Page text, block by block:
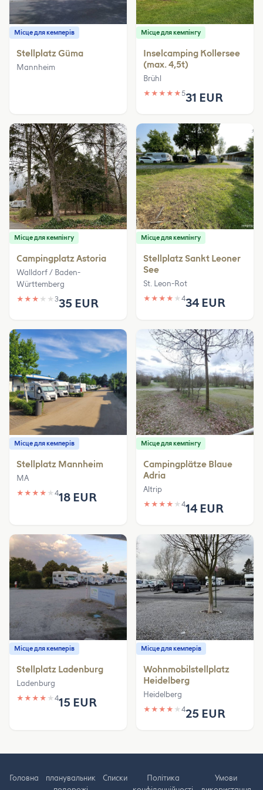
Місце для кемперів
Stellplatz Güma
Mannheim
Місце для кемпінгу
Inselcamping Kollersee
(max. 4,5t)
Brühl
★ ★ ★ ★ ★531 EUR
Місце для кемпінгу
Campingplatz Astoria
Walldorf / Baden-
Württemberg
★ ★ ★ ★ ★ 335 EUR
Місце для кемпінгу
Stellplatz Sankt Leoner
See
St. Leon-Rot
★ ★ ★ ★ ★ 434 EUR
Місце для кемперів
Stellplatz Mannheim
MA
★ ★ ★ ★ ★ 418 EUR
Місце для кемпінгу
Campingplätze Blaue
Adria
Altrip
★ ★ ★ ★ ★ 414 EUR
Місце для кемперів
Stellplatz Ladenburg
Ladenburg
★ ★ ★ ★ ★ 415 EUR
Місце для кемперів
Wohnmobilstellplatz
Heidelberg
Heidelberg
★ ★ ★ ★ ★ 425 EUR
Головна
планувальник
Cписки
Політика
Умови